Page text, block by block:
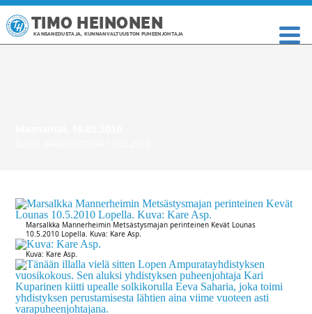
TIMO HEINONEN
KANSANEDUSTAJA, KUNNANVALTUUSTON PUHEENJOHTAJA
Marsalkka Mannerheimin Metsästysmajan perinteinen Kevät Lounas
10.5.2010 Lopella. Kuva: Kare Asp.
Kuva: Kare Asp.